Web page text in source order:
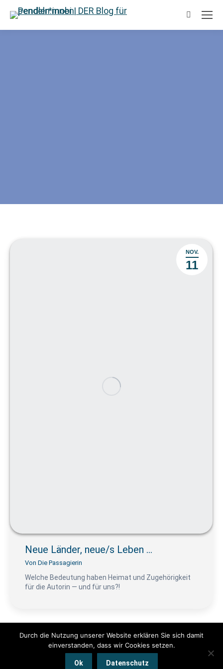
Suchen:
NOV.
11
Neue Länder, neue/s Leben …
Von Die Passagierin
Welche Bedeutung haben Heimat und Zugehörigkeit
für die Autorin — und für uns?!
© www.pendeln.mobi by Die Passagierin 2025 | Alle Rechte
vorbehalten
Durch die Nutzung unserer Website erklären Sie sich damit
einverstanden, dass wir Cookies setzen.
Ok Datenschutz